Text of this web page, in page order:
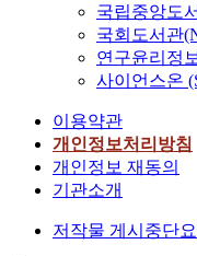
국립중앙도
국회도서관
연구윤리정
사이언스온
이용약관
개인정보처리방침
개인정보 재동의
기관소개
저작물 게시중단